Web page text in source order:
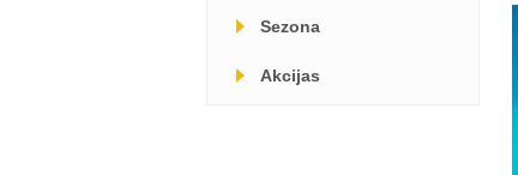
Sezona
Akcijas